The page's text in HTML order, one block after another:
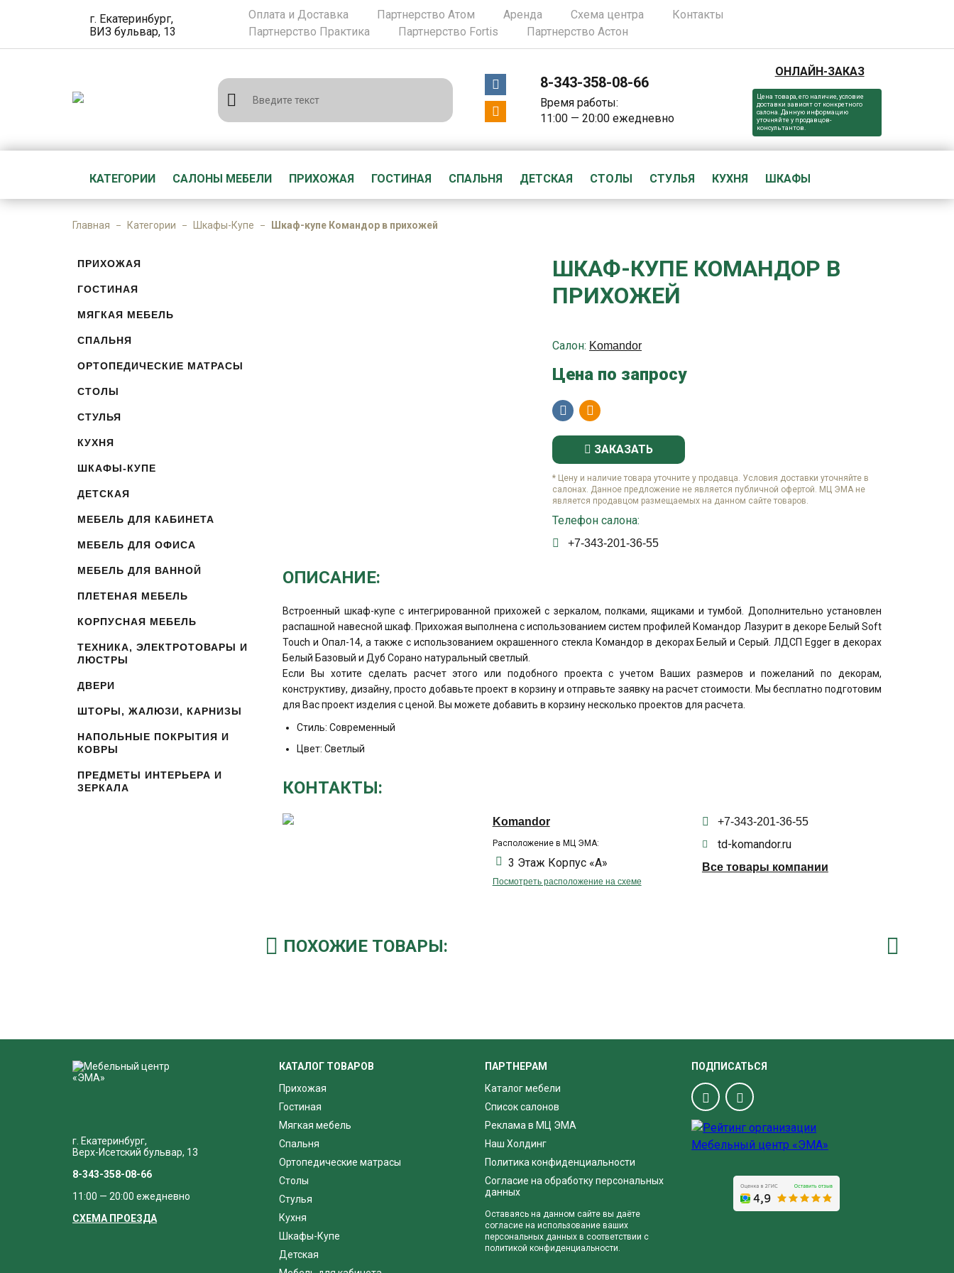
г. Екатеринбург,
ВИЗ бульвар, 13
Оплата и Доставка Партнерство Атом Аренда Схема центра
Контакты
Партнерство Практика
Партнерство Fortis Партнерство Астон
8-343-358-08-66
Время работы:
11:00 — 20:00 ежедневно
ОНЛАЙН-ЗАКАЗ
Цена товара, его наличие, условие
доставки зависят от конкретного
салона. Данную информацию
уточняйте у продавцов-
консультантов.
КАТЕГОРИИ САЛОНЫ МЕБЕЛИ ПРИХОЖАЯ ГОСТИНАЯ СПАЛЬНЯ ДЕТСКАЯ СТОЛЫ СТУЛЬЯ КУХНЯ ШКАФЫ
Главная Категории Шкафы-Купе Шкаф-купе Командор в прихожей
ПРИХОЖАЯ
ГОСТИНАЯ
МЯГКАЯ МЕБЕЛЬ
СПАЛЬНЯ
ОРТОПЕДИЧЕСКИЕ МАТРАСЫ
СТОЛЫ
СТУЛЬЯ
КУХНЯ
ШКАФЫ-КУПЕ
ДЕТСКАЯ
МЕБЕЛЬ ДЛЯ КАБИНЕТА
МЕБЕЛЬ ДЛЯ ОФИСА
МЕБЕЛЬ ДЛЯ ВАННОЙ
ПЛЕТЕНАЯ МЕБЕЛЬ
КОРПУСНАЯ МЕБЕЛЬ
ТЕХНИКА, ЭЛЕКТРОТОВАРЫ И
ЛЮСТРЫ
ДВЕРИ
ШТОРЫ, ЖАЛЮЗИ, КАРНИЗЫ
НАПОЛЬНЫЕ ПОКРЫТИЯ И
КОВРЫ
ПРЕДМЕТЫ ИНТЕРЬЕРА И
ЗЕРКАЛА
ШКАФ-КУПЕ КОМАНДОР В
ПРИХОЖЕЙ
Салон: Komandor
Цена по запросу
ЗАКАЗАТЬ
* Цену и наличие товара уточните у продавца. Условия доставки уточняйте в
салонах. Данное предложение не является публичной офертой. МЦ ЭМА не
является продавцом размещаемых на данном сайте товаров.
Телефон салона:
+7-343-201-36-55
ОПИСАНИЕ:
Встроенный шкаф-купе с интегрированной прихожей с зеркалом, полками, ящиками и тумбой. Дополнительно установлен
распашной навесной шкаф. Прихожая выполнена с использованием систем профилей Командор Лазурит в декоре Белый Soft
Touch и Опал-14, а также с использованием окрашенного стекла Командор в декорах Белый и Серый. ЛДСП Egger в декорах
Белый Базовый и Дуб Сорано натуральный светлый.
Если Вы хотите сделать расчет этого или подобного проекта с учетом Ваших размеров и пожеланий по декорам,
конструктиву, дизайну, просто добавьте проект в корзину и отправьте заявку на расчет стоимости. Мы бесплатно подготовим
для Вас проект изделия с ценой. Вы можете добавить в корзину несколько проектов для расчета.
Стиль: Современный
Цвет: Светлый
КОНТАКТЫ:
Komandor
Расположение в МЦ ЭМА:
3 Этаж Корпус «А»
Посмотреть расположение на схеме
+7-343-201-36-55
td-komandor.ru
Все товары компании
ПОХОЖИЕ ТОВАРЫ:
г. Екатеринбург,
Верх-Исетский бульвар, 13
8-343-358-08-66
11:00 — 20:00 ежедневно
СХЕМА ПРОЕЗДА
КАТАЛОГ ТОВАРОВ
Прихожая
Гостиная
Мягкая мебель
Спальня
Ортопедические матрасы
Столы
Стулья
Кухня
Шкафы-Купе
Детская
ПАРТНЕРАМ
Каталог мебели
Список салонов
Реклама в МЦ ЭМА
Наш Холдинг
Политика конфиденциальности
Согласие на обработку персональных
данных
Оставаясь на данном сайте вы даёте
согласие на использование ваших
персональных данных в соответствии с
политикой конфиденциальности.
ПОДПИСАТЬСЯ